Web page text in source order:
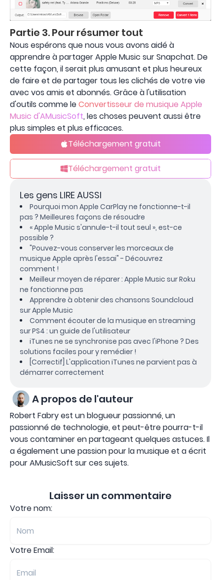
Partie 3. Pour résumer tout
Nous espérons que nous vous avons aidé à
apprendre à partager Apple Music sur Snapchat. De
cette façon, il serait plus amusant et plus heureux
de faire et de partager tous les clichés de votre vie
avec vos amis et abonnés. Grâce à l'utilisation
d'outils comme leConvertisseur de musique Apple
Music d'AMusicSoft, les choses peuvent aussi être
plus simples et plus efficaces.
Téléchargement gratuit
Téléchargement gratuit
Les gens LIRE AUSSI
Pourquoi mon Apple CarPlay ne fonctionne-t-il
pas ? Meilleures façons de résoudre
« Apple Music s'annule-t-il tout seul », est-ce
possible ?
"Pouvez-vous conserver les morceaux de
musique Apple après l'essai" - Découvrez
comment !
Meilleur moyen de réparer : Apple Music sur Roku
ne fonctionne pas
Apprendre à obtenir des chansons Soundcloud
sur Apple Music
Comment écouter de la musique en streaming
sur PS4 : un guide de l'utilisateur
iTunes ne se synchronise pas avec l'iPhone ? Des
solutions faciles pour y remédier !
[Correctif] L'application iTunes ne parvient pas à
démarrer correctement
A propos de l'auteur
Robert Fabry est un blogueur passionné, un
passionné de technologie, et peut-être pourra-t-il
vous contaminer en partageant quelques astuces. Il
a également une passion pour la musique et a écrit
pour AMusicSoft sur ces sujets.
Laisser un commentaire
Votre nom:
Votre Email: